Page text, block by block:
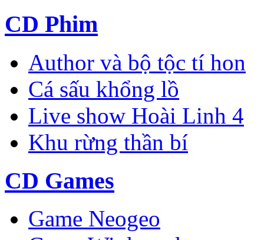
CD Phim
Author và bộ tộc tí hon
Cá sấu khổng lồ
Live show Hoài Linh 4
Khu rừng thần bí
CD Games
Game Neogeo